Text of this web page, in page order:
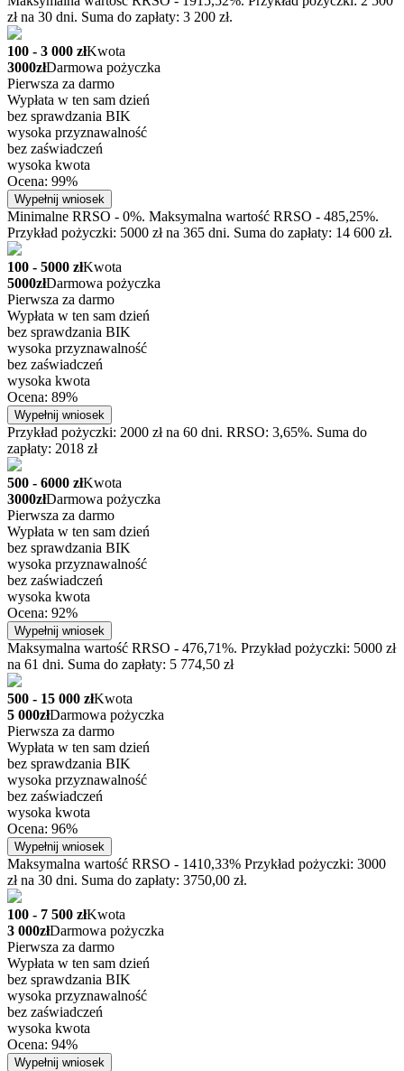
zł na 30 dni. Suma do zapłaty: 3 200 zł.
100 - 3 000 złKwota
3000złDarmowa pożyczka
Pierwsza za darmo
Wypłata w ten sam dzień
bez sprawdzania BIK
wysoka przyznawalność
bez zaświadczeń
wysoka kwota
Ocena: 99%
Wypełnij wniosek
Minimalne RRSO - 0%. Maksymalna wartość RRSO - 485,25%.
Przykład pożyczki: 5000 zł na 365 dni. Suma do zapłaty: 14 600 zł.
100 - 5000 złKwota
5000złDarmowa pożyczka
Pierwsza za darmo
Wypłata w ten sam dzień
bez sprawdzania BIK
wysoka przyznawalność
bez zaświadczeń
wysoka kwota
Ocena: 89%
Wypełnij wniosek
Przykład pożyczki: 2000 zł na 60 dni. RRSO: 3,65%. Suma do
zapłaty: 2018 zł
500 - 6000 złKwota
3000złDarmowa pożyczka
Pierwsza za darmo
Wypłata w ten sam dzień
bez sprawdzania BIK
wysoka przyznawalność
bez zaświadczeń
wysoka kwota
Ocena: 92%
Wypełnij wniosek
Maksymalna wartość RRSO - 476,71%. Przykład pożyczki: 5000 zł
na 61 dni. Suma do zapłaty: 5 774,50 zł
500 - 15 000 złKwota
5 000złDarmowa pożyczka
Pierwsza za darmo
Wypłata w ten sam dzień
bez sprawdzania BIK
wysoka przyznawalność
bez zaświadczeń
wysoka kwota
Ocena: 96%
Wypełnij wniosek
Maksymalna wartość RRSO - 1410,33% Przykład pożyczki: 3000
zł na 30 dni. Suma do zapłaty: 3750,00 zł.
100 - 7 500 złKwota
3 000złDarmowa pożyczka
Pierwsza za darmo
Wypłata w ten sam dzień
bez sprawdzania BIK
wysoka przyznawalność
bez zaświadczeń
wysoka kwota
Ocena: 94%
Wypełnij wniosek